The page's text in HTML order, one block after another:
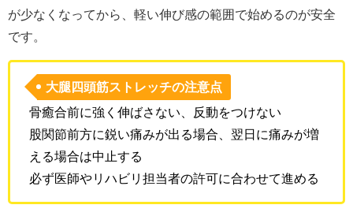
が少なくなってから、軽い伸び感の範囲で始めるのが安全
です。
大腿四頭筋ストレッチの注意点
骨癒合前に強く伸ばさない、反動をつけない
股関節前方に鋭い痛みが出る場合、翌日に痛みが増
える場合は中止する
必ず医師やリハビリ担当者の許可に合わせて進める